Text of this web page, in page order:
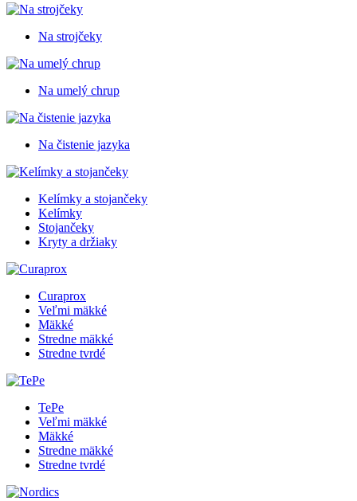
Na strojčeky
Na umelý chrup
Na čistenie jazyka
Kelímky a stojančeky
Kelímky
Stojančeky
Kryty a držiaky
Curaprox
Veľmi mäkké
Mäkké
Stredne mäkké
Stredne tvrdé
TePe
Veľmi mäkké
Mäkké
Stredne mäkké
Stredne tvrdé